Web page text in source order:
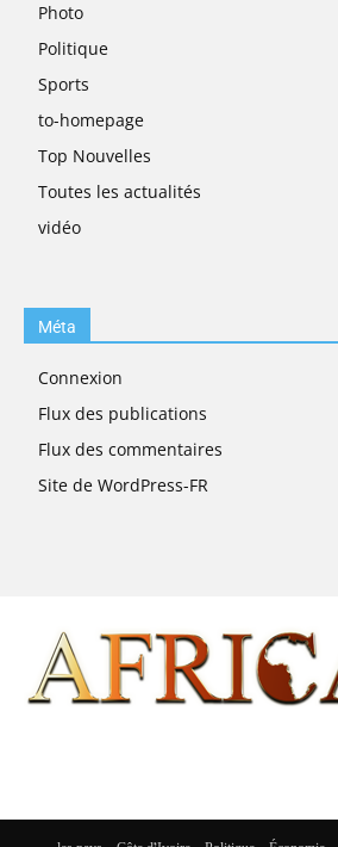
Photo
Politique
Sports
to-homepage
Top Nouvelles
Toutes les actualités
vidéo
Méta
Connexion
Flux des publications
Flux des commentaires
Site de WordPress-FR